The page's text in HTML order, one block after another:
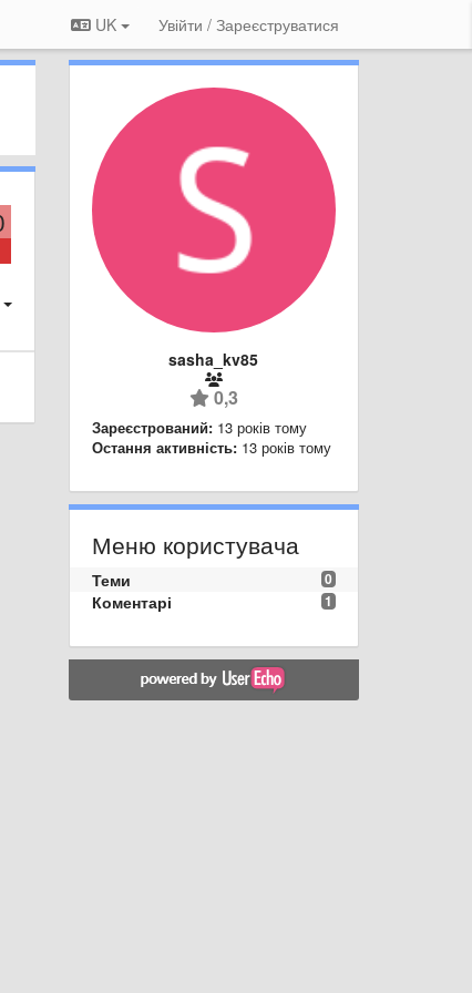
UK Увійти / Зареєструватися
sasha_kv85
0,3
Зареєстрований: 13 років тому
Остання активність: 13 років тому
Меню користувача
0
Теми
1
Коментарі